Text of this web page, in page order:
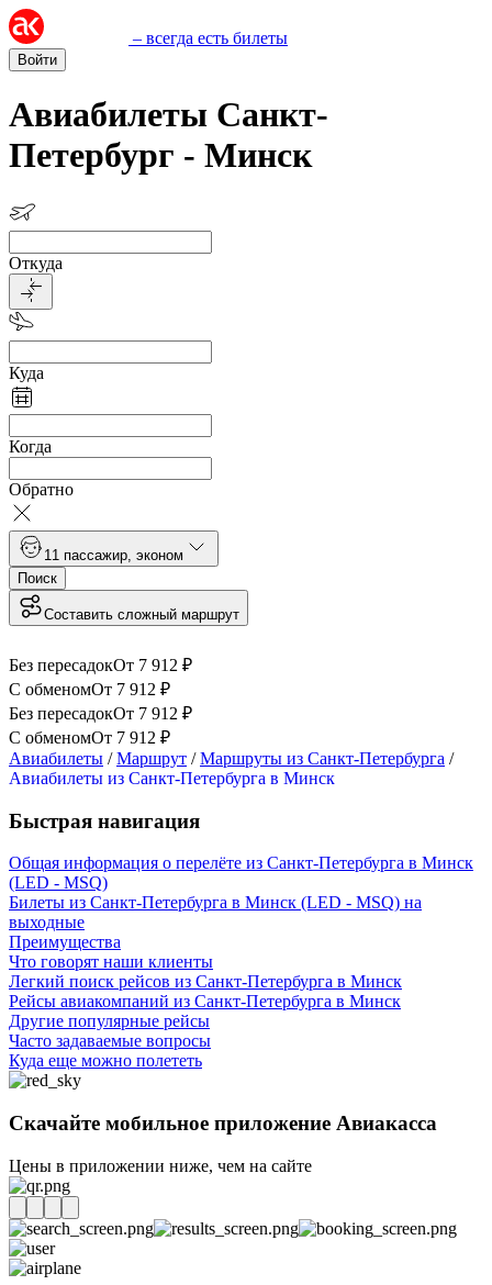
– всегда есть билеты
Войти
Авиабилеты Санкт-
Петербург - Минск
Откуда
Куда
Когда
Обратно
1 1 пассажир эконом
Поиск
Составить сложный маршрут
Без пересадокОт 7 912 ₽
С обменомОт 7 912 ₽
Без пересадокОт 7 912 ₽
С обменомОт 7 912 ₽
Авиабилеты /Маршрут /Маршруты из Санкт-Петербурга /
Авиабилеты из Санкт-Петербурга в Минск
Быстрая навигация
Общая информация о перелёте из Санкт-Петербурга в Минск
(LED - MSQ)
Билеты из Санкт-Петербурга в Минск (LED - MSQ) на
выходные
Преимущества
Что говорят наши клиенты
Легкий поиск рейсов из Санкт-Петербурга в Минск
Рейсы авиакомпаний из Санкт-Петербурга в Минск
Другие популярные рейсы
Часто задаваемые вопросы
Куда еще можно полететь
Скачайте мобильное приложение Авиакасса
Цены в приложении ниже, чем на сайте